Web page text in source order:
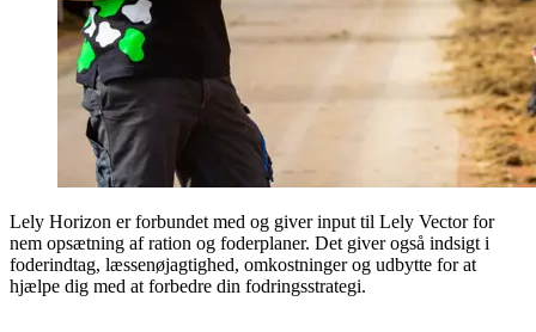
Lely Horizon er forbundet med og giver input til Lely Vector for
nem opsætning af ration og foderplaner. Det giver også indsigt i
foderindtag, læssenøjagtighed, omkostninger og udbytte for at
hjælpe dig med at forbedre din fodringsstrategi.